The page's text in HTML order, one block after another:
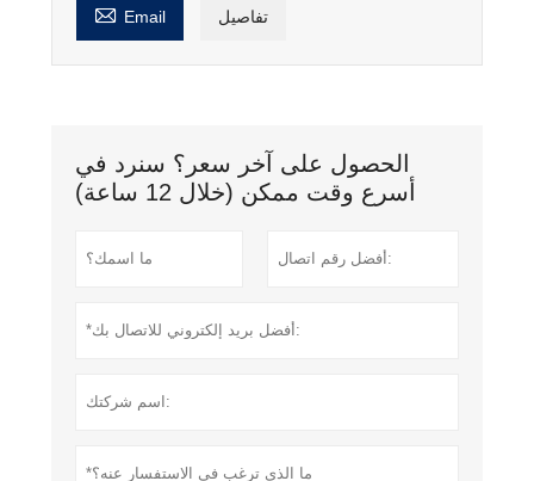
 Email تفاصيل
الحصول على آخر سعر؟ سنرد في
أسرع وقت ممكن (خلال 12 ساعة)